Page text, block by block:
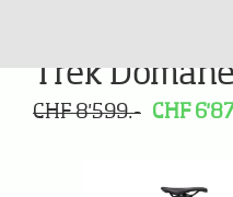
Trek
CHF 8'599.-
CHF